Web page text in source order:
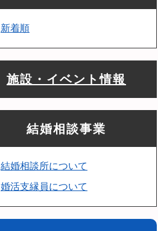
新着順
施設・イベント情報
結婚相談事業
結婚相談所について
婚活支縁員について